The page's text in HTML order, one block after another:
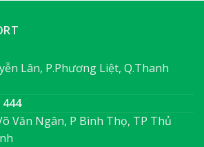
Lân, P.Phương Liệt, Q.Thanh
Văn Ngân, P Bình Thọ, TP Thủ